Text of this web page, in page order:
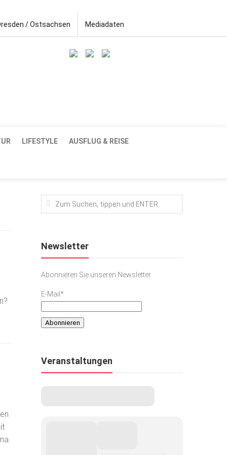
/ Ostsachsen Mediadaten
LIFESTYLE AUSFLUG & REISE
Newsletter
Abonnieren Sie unseren Newsletter
E-Mail*
Veranstaltungen